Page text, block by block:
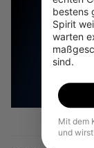
bestens
Spirit
warten
sind.
Mit dem
und